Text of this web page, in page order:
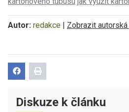
Autor: redakce | Zobrazit autorská
Diskuze k článku